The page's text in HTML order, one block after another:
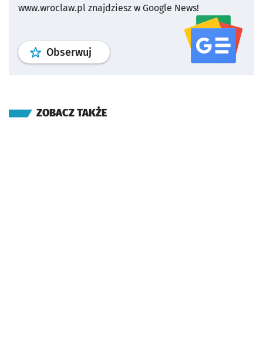
www.wroclaw.pl znajdziesz w Google News!
Obserwuj profil serwisu
ZOBACZ TAKŻE